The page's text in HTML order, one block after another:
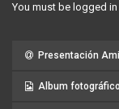
You must be logged in
Presentación
Album fotográfico